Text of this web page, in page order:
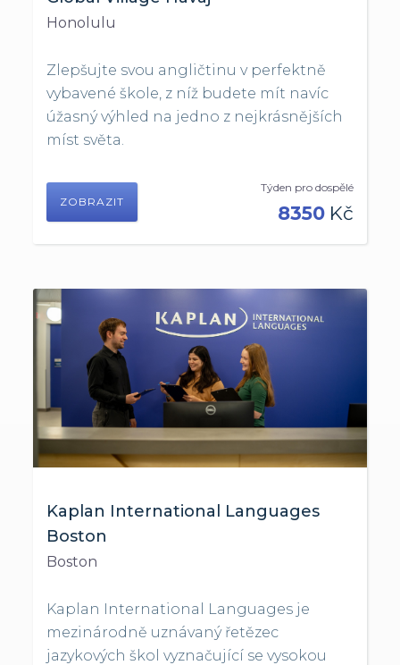
Honolulu
Zlepšujte svou angličtinu v perfektně
vybavené škole, z níž budete mít navíc
úžasný výhled na jedno z nejkrásnějších
míst světa.
ZOBRAZIT
Týden pro dospělé
8350 Kč
Kaplan International Languages
Boston
Boston
Kaplan International Languages je
mezinárodně uznávaný řetězec
jazykových škol vyznačující se vysokou